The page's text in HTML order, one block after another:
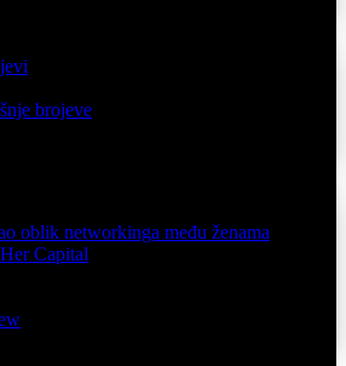
brojeve
oblik networkinga među ženama
Capital